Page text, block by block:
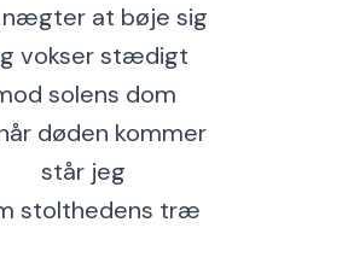
at bøje sig
vokser stædigt
solens dom
døden kommer
står jeg
stolthedens træ